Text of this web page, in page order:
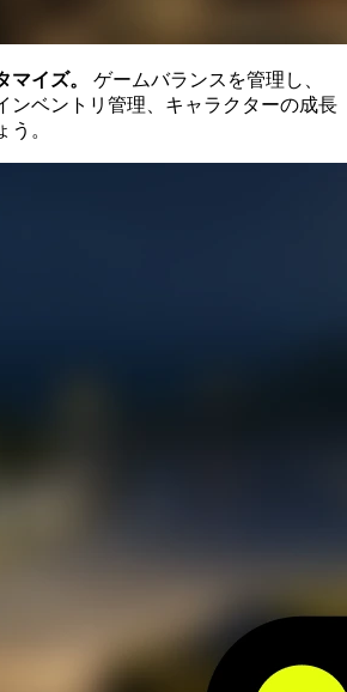
イズ。
ゲームバランスを管理し、
ンベントリ管理、キャラクターの成長
う。